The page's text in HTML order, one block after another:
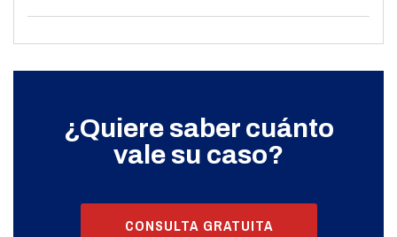
¿Quiere saber cuánto
vale su caso?
CONSULTA GRATUITA